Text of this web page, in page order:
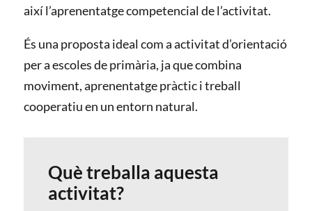
així l’aprenentatge competencial de l’activitat.
És una proposta ideal com a activitat d’orientació
per a escoles de primària, ja que combina
moviment, aprenentatge pràctic i treball
cooperatiu en un entorn natural.
Què treballa aquesta
activitat?